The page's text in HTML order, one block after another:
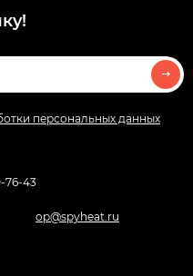
персональных данных
76-43
op@spyheat.ru